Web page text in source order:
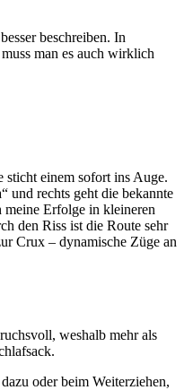
beschreiben. In
man es auch wirklich
sticht einem sofort ins Auge.
und rechts geht die bekannte
meine Erfolge in kleineren
den Riss ist die Route sehr
Crux – dynamische Züge an
weshalb mehr als
oder beim Weiterziehen,